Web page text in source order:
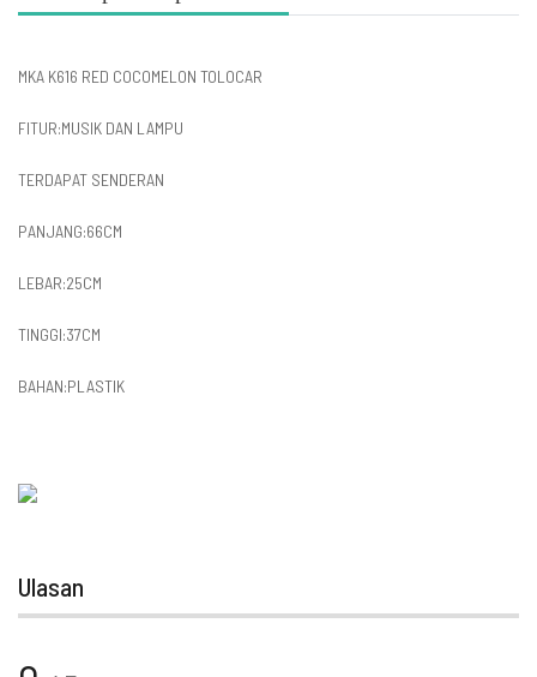
MKA K616 RED COCOMELON TOLOCAR
FITUR:MUSIK DAN LAMPU
TERDAPAT SENDERAN
PANJANG:66CM
LEBAR:25CM
TINGGI:37CM
BAHAN:PLASTIK
Ulasan